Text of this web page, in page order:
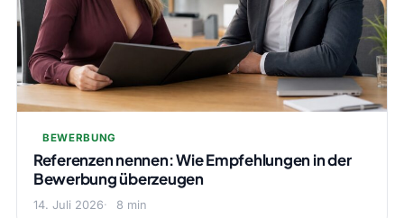
BEWERBUNG
Referenzen nennen: Wie Empfehlungen in der
Bewerbung überzeugen
14. Juli 2026 8 min